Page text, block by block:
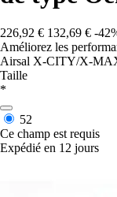
226,92 € 132,69 € -
Améliorez les
Airsal X-CITY/X-
Taille
*
52
Ce champ est requis
Expédié en 12 jours